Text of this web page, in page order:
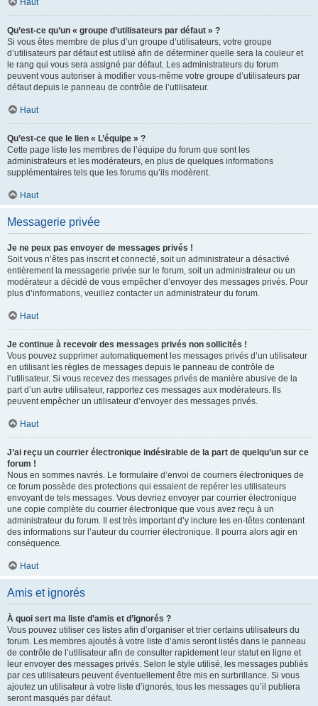
Haut
Qu’est-ce qu’un « groupe d’utilisateurs par défaut » ?
Si vous êtes membre de plus d’un groupe d’utilisateurs, votre groupe
d’utilisateurs par défaut est utilisé afin de déterminer quelle sera la couleur et
le rang qui vous sera assigné par défaut. Les administrateurs du forum
peuvent vous autoriser à modifier vous-même votre groupe d’utilisateurs par
défaut depuis le panneau de contrôle de l’utilisateur.
Haut
Qu’est-ce que le lien « L’équipe » ?
Cette page liste les membres de l’équipe du forum que sont les
administrateurs et les modérateurs, en plus de quelques informations
supplémentaires tels que les forums qu’ils modèrent.
Haut
Messagerie privée
Je ne peux pas envoyer de messages privés !
Soit vous n’êtes pas inscrit et connecté, soit un administrateur a désactivé
entièrement la messagerie privée sur le forum, soit un administrateur ou un
modérateur a décidé de vous empêcher d’envoyer des messages privés. Pour
plus d’informations, veuillez contacter un administrateur du forum.
Haut
Je continue à recevoir des messages privés non sollicités !
Vous pouvez supprimer automatiquement les messages privés d’un utilisateur
en utilisant les règles de messages depuis le panneau de contrôle de
l’utilisateur. Si vous recevez des messages privés de manière abusive de la
part d’un autre utilisateur, rapportez ces messages aux modérateurs. Ils
peuvent empêcher un utilisateur d’envoyer des messages privés.
Haut
J’ai reçu un courrier électronique indésirable de la part de quelqu’un sur ce
forum !
Nous en sommes navrés. Le formulaire d’envoi de courriers électroniques de
ce forum possède des protections qui essaient de repérer les utilisateurs
envoyant de tels messages. Vous devriez envoyer par courrier électronique
une copie complète du courrier électronique que vous avez reçu à un
administrateur du forum. Il est très important d’y inclure les en-têtes contenant
des informations sur l’auteur du courrier électronique. Il pourra alors agir en
conséquence.
Haut
Amis et ignorés
À quoi sert ma liste d’amis et d’ignorés ?
Vous pouvez utiliser ces listes afin d’organiser et trier certains utilisateurs du
forum. Les membres ajoutés à votre liste d’amis seront listés dans le panneau
de contrôle de l’utilisateur afin de consulter rapidement leur statut en ligne et
leur envoyer des messages privés. Selon le style utilisé, les messages publiés
par ces utilisateurs peuvent éventuellement être mis en surbrillance. Si vous
ajoutez un utilisateur à votre liste d’ignorés, tous les messages qu’il publiera
seront masqués par défaut.